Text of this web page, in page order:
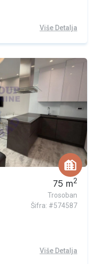
Više Detalja
75 m2
Trosoban
Šifra: #574587
Više Detalja